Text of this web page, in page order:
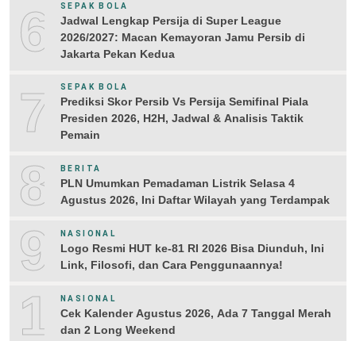
6 SEPAK BOLA
Jadwal Lengkap Persija di Super League
2026/2027: Macan Kemayoran Jamu Persib di
Jakarta Pekan Kedua
7 SEPAK BOLA
Prediksi Skor Persib Vs Persija Semifinal Piala
Presiden 2026, H2H, Jadwal & Analisis Taktik
Pemain
8 BERITA
PLN Umumkan Pemadaman Listrik Selasa 4
Agustus 2026, Ini Daftar Wilayah yang Terdampak
9 NASIONAL
Logo Resmi HUT ke-81 RI 2026 Bisa Diunduh, Ini
Link, Filosofi, dan Cara Penggunaannya!
10NASIONAL
Cek Kalender Agustus 2026, Ada 7 Tanggal Merah
dan 2 Long Weekend